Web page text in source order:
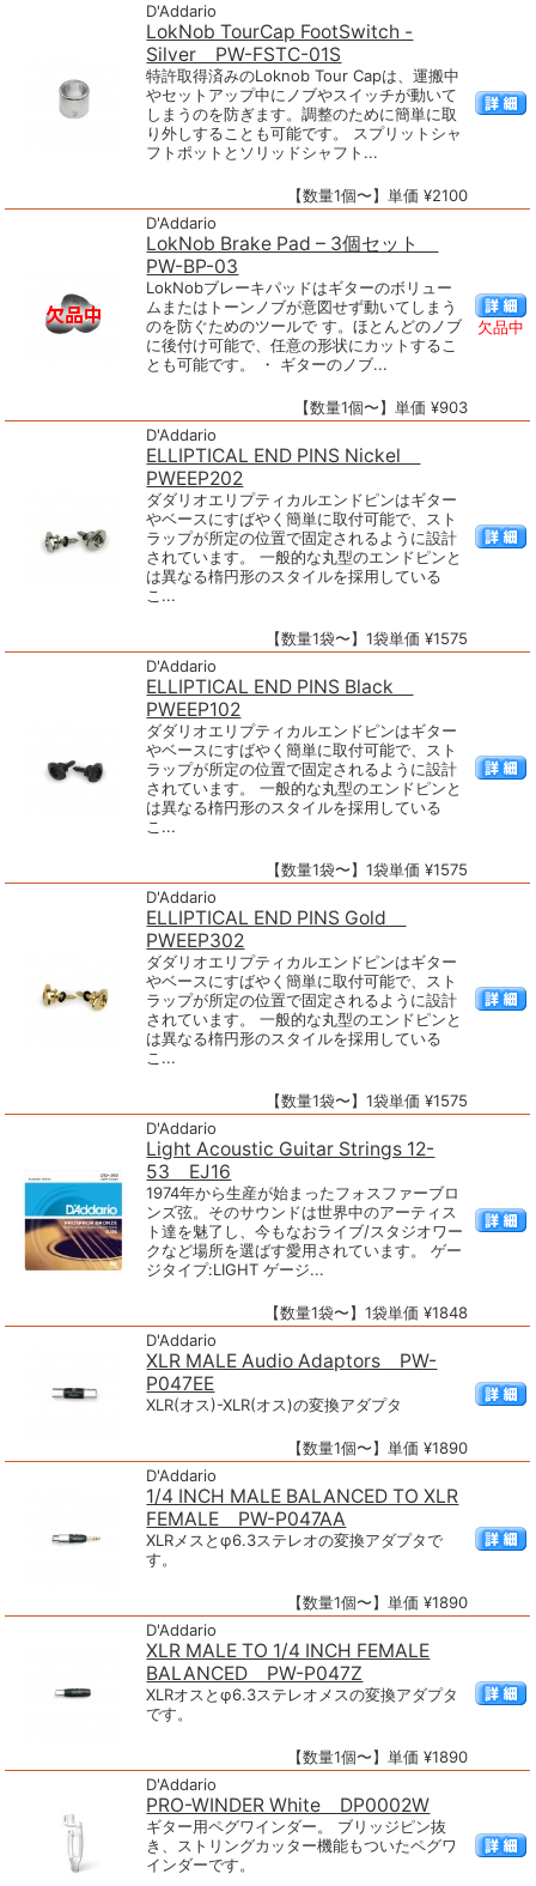
D'Addario
LokNob TourCap FootSwitch -
Silver PW-FSTC-01S
特許取得済みのLoknob Tour Capは、運搬中
やセットアップ中にノブやスイッチが動いて
しまうのを防ぎます。調整のために簡単に取
り外しすることも可能です。 スプリットシャ
フトポットとソリッドシャフト...
【数量1個〜】単価 ¥2100
D'Addario
LokNob Brake Pad – 3個セット
PW-BP-03
LokNobブレーキパッドはギターのボリュー
ムまたはトーンノブが意図せず動いてしまう
のを防ぐためのツールで す。ほとんどのノブ
に後付け可能で、任意の形状にカットするこ
とも可能です。 ・ ギターのノブ...
【数量1個〜】単価 ¥903
欠品中
D'Addario
ELLIPTICAL END PINS Nickel
PWEEP202
ダダリオエリプティカルエンドピンはギター
やベースにすばやく簡単に取付可能で、スト
ラップが所定の位置で固定されるように設計
されています。 一般的な丸型のエンドピンと
は異なる楕円形のスタイルを採用している
こ...
【数量1袋〜】1袋単価 ¥1575
D'Addario
ELLIPTICAL END PINS Black
PWEEP102
ダダリオエリプティカルエンドピンはギター
やベースにすばやく簡単に取付可能で、スト
ラップが所定の位置で固定されるように設計
されています。 一般的な丸型のエンドピンと
は異なる楕円形のスタイルを採用している
こ...
【数量1袋〜】1袋単価 ¥1575
D'Addario
ELLIPTICAL END PINS Gold
PWEEP302
ダダリオエリプティカルエンドピンはギター
やベースにすばやく簡単に取付可能で、スト
ラップが所定の位置で固定されるように設計
されています。 一般的な丸型のエンドピンと
は異なる楕円形のスタイルを採用している
こ...
【数量1袋〜】1袋単価 ¥1575
D'Addario
Light Acoustic Guitar Strings 12-
53 EJ16
1974年から生産が始まったフォスファーブロ
ンズ弦。そのサウンドは世界中のアーティス
ト達を魅了し、今もなおライブ/スタジオワー
クなど場所を選ばす愛用されています。 ゲー
ジタイプ:LIGHT ゲージ...
【数量1袋〜】1袋単価 ¥1848
D'Addario
XLR MALE Audio Adaptors PW-
P047EE
XLR(オス)-XLR(オス)の変換アダプタ
【数量1個〜】単価 ¥1890
D'Addario
1/4 INCH MALE BALANCED TO XLR
FEMALE PW-P047AA
XLRメスとφ6.3ステレオの変換アダプタで
す。
【数量1個〜】単価 ¥1890
D'Addario
XLR MALE TO 1/4 INCH FEMALE
BALANCED PW-P047Z
XLRオスとφ6.3ステレオメスの変換アダプタ
です。
【数量1個〜】単価 ¥1890
D'Addario
PRO-WINDER White DP0002W
ギター用ペグワインダー。 ブリッジピン抜
き、ストリングカッター機能もついたペグワ
インダーです。